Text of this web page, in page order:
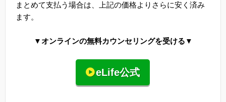
まとめて支払う場合は、上記の価格よりさらに安く済み
ます。
▼オンラインの無料カウンセリングを受ける▼
eLife公式